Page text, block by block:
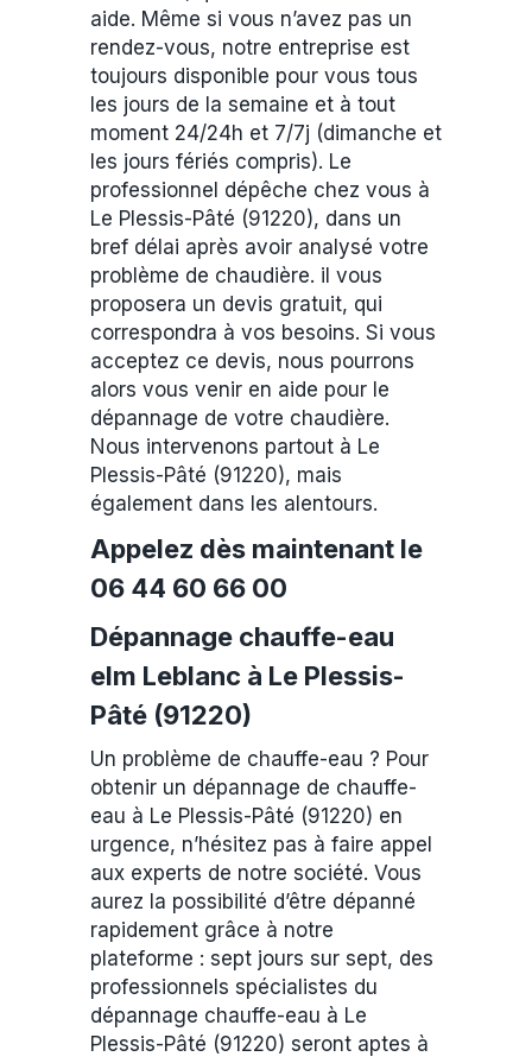
aide. Même si vous n’avez pas un
rendez-vous, notre entreprise est
toujours disponible pour vous tous
les jours de la semaine et à tout
moment 24/24h et 7/7j (dimanche et
les jours fériés compris). Le
professionnel dépêche chez vous à
Le Plessis-Pâté (91220), dans un
bref délai après avoir analysé votre
problème de chaudière. il vous
proposera un devis gratuit, qui
correspondra à vos besoins. Si vous
acceptez ce devis, nous pourrons
alors vous venir en aide pour le
dépannage de votre chaudière.
Nous intervenons partout à Le
Plessis-Pâté (91220), mais
également dans les alentours.
Appelez dès maintenant le
06 44 60 66 00
Dépannage chauffe-eau
elm Leblanc à Le Plessis-
Pâté (91220)
Un problème de chauffe-eau ? Pour
obtenir un dépannage de chauffe-
eau à Le Plessis-Pâté (91220) en
urgence, n’hésitez pas à faire appel
aux experts de notre société. Vous
aurez la possibilité d’être dépanné
rapidement grâce à notre
plateforme : sept jours sur sept, des
professionnels spécialistes du
dépannage chauffe-eau à Le
Plessis-Pâté (91220) seront aptes à